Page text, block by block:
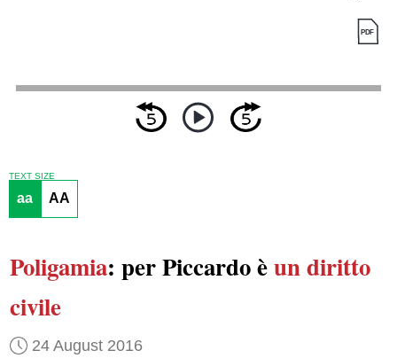
TEXT SIZE
aa AA
Poligamia: per Piccardo èun diritto
civile
24 August 2016